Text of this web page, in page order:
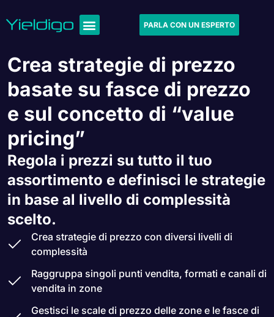
PARLA CON UN ESPERTO
Crea strategie di prezzo
basate su fasce di prezzo
e sul concetto di “value
pricing”
Regola i prezzi su tutto il tuo
assortimento e definisci le strategie
in base al livello di complessità
scelto.
Crea strategie di prezzo con diversi livelli di
complessità
Raggruppa singoli punti vendita, formati e canali di
vendita in zone
Gestisci le scale di prezzo delle zone e le fasce di